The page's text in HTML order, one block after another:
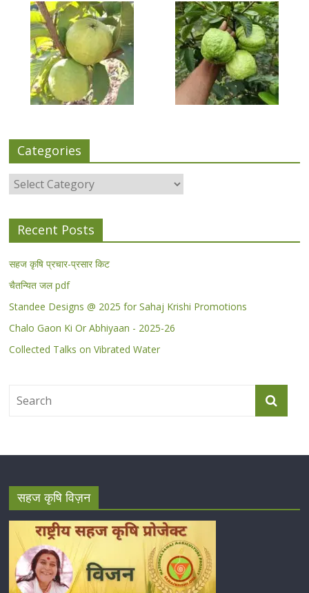
Categories
Categories
Recent Posts
सहज कृषि प्रचार-प्रसार किट
चैतन्यित जल pdf
Standee Designs @ 2025 for Sahaj Krishi Promotions
Chalo Gaon Ki Or Abhiyaan - 2025-26
Collected Talks on Vibrated Water
सहज कृषि विज़न